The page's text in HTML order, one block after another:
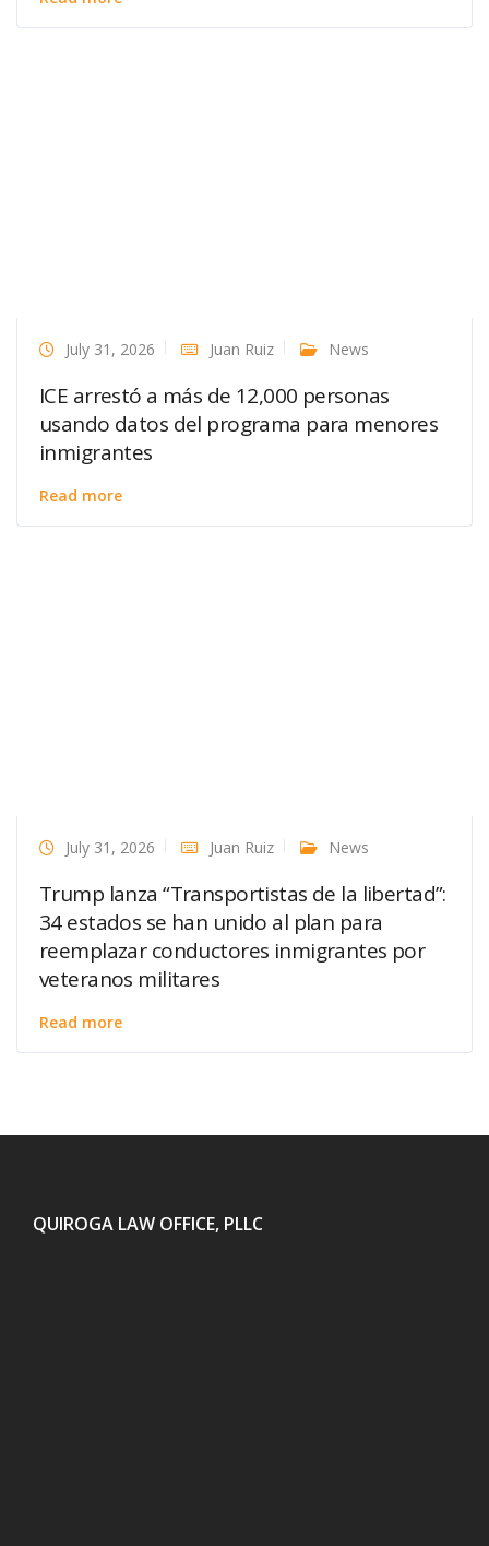
July 31, 2026 Juan Ruiz News
ICE arrestó a más de 12,000 personas
usando datos del programa para menores
inmigrantes
Read more
July 31, 2026 Juan Ruiz News
Trump lanza “Transportistas de la libertad”:
34 estados se han unido al plan para
reemplazar conductores inmigrantes por
veteranos militares
Read more
QUIROGA LAW OFFICE, PLLC